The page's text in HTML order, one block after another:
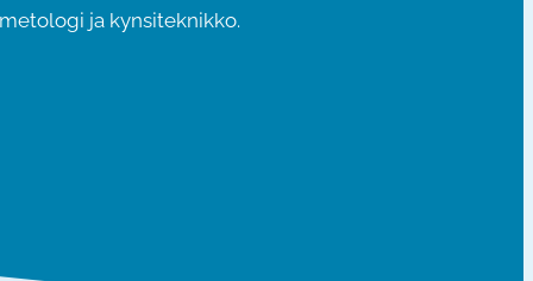
ja kynsiteknikko.